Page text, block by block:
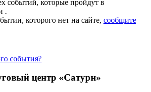
событий, которые пройдут в
.
которого нет на сайте, сообщите
события?
центр «Сатурн»